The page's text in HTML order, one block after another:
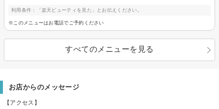
利用条件：「楽天ビューティを見た」とお伝えください。
※このメニューはお電話でご予約ください
すべてのメニューを見る
お店からのメッセージ
【アクセス】